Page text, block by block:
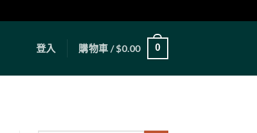
登入 購物車 /$0.00 0